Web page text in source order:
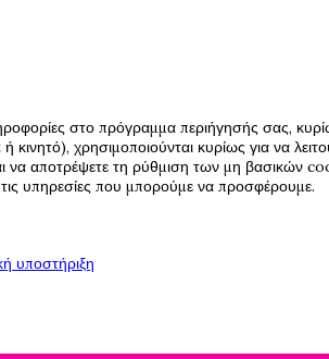
στο πρόγραμμα περιήγησής σας,
χρησιμοποιούνται κυρίως για να
αποτρέψετε τη ρύθμιση των μη βασικών
υπηρεσίες που μπορούμε να προσφέρουμε.
υποστήριξη